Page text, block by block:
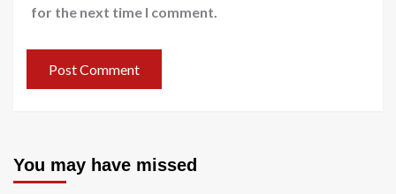
for the next time I comment.
You may have missed